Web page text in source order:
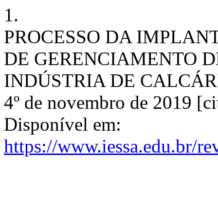
1.
PROCESSO DA
DE GERENCIAMENTO
INDÚSTRIA DE
4º de novembro de 2019
Disponível em:
https://www.iessa.edu.br/